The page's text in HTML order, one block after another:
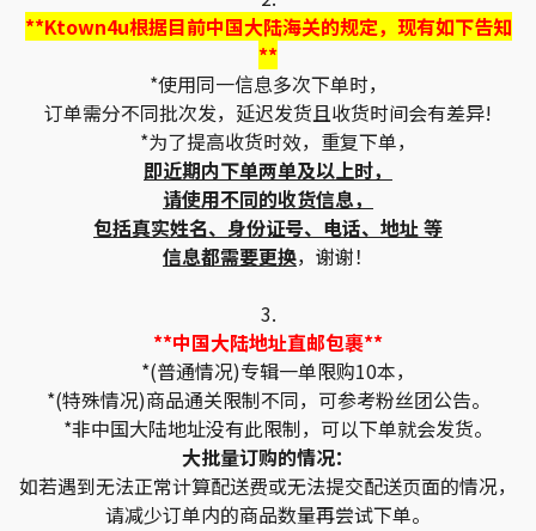
**Ktown4u根据目前中国大陆海关的规定，现有如下告知
**
*使用同一信息多次下单时，
订单需分不同批次发，延迟发货且收货时间会有差异!
*为了提高收货时效，重复下单，
即近期内下单两单及以上时，
请使用不同的收货信息，
包括真实姓名、身份证号、电话、地址 等
信息都需要更换，谢谢！
3.
**中国大陆地址直邮包裹**
*(普通情况)专辑一单限购10本，
*(特殊情况)商品通关限制不同，可参考粉丝团公告。
*非中国大陆地址没有此限制，可以下单就会发货。
大批量订购的情况：
如若遇到无法正常计算配送费或无法提交配送页面的情况，
请减少订单内的商品数量再尝试下单。